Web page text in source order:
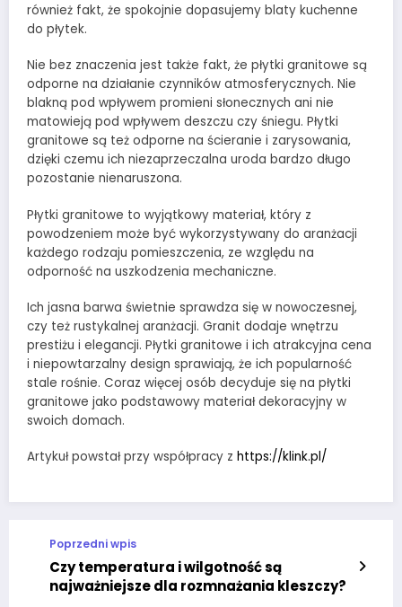
również fakt, że spokojnie dopasujemy blaty kuchenne
do płytek.
Nie bez znaczenia jest także fakt, że płytki granitowe są
odporne na działanie czynników atmosferycznych. Nie
blakną pod wpływem promieni słonecznych ani nie
matowieją pod wpływem deszczu czy śniegu. Płytki
granitowe są też odporne na ścieranie i zarysowania,
dzięki czemu ich niezaprzeczalna uroda bardzo długo
pozostanie nienaruszona.
Płytki granitowe to wyjątkowy materiał, który z
powodzeniem może być wykorzystywany do aranżacji
każdego rodzaju pomieszczenia, ze względu na
odporność na uszkodzenia mechaniczne.
Ich jasna barwa świetnie sprawdza się w nowoczesnej,
czy też rustykalnej aranżacji. Granit dodaje wnętrzu
prestiżu i elegancji. Płytki granitowe i ich atrakcyjna cena
i niepowtarzalny design sprawiają, że ich popularność
stale rośnie. Coraz więcej osób decyduje się na płytki
granitowe jako podstawowy materiał dekoracyjny w
swoich domach.
Artykuł powstał przy współpracy z https://klink.pl/
Poprzedni wpis
Czy temperatura i wilgotność są
najważniejsze dla rozmnażania kleszczy?